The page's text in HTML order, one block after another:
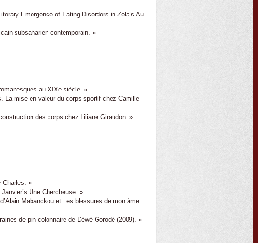
Emergence of Eating Disorders in Zola’s Au
subsaharien contemporain. »
au XIXe siècle. »
La mise en valeur du corps sportif chez Camille
des corps chez Liliane Giraudon. »
Charles. »
Une Chercheuse. »
Mabanckou et Les blessures de mon âme
de pin colonnaire de Déwé Gorodé (2009). »